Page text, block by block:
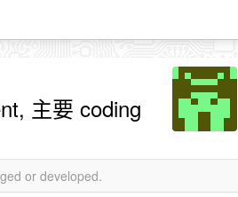
主要 coding
or developed.